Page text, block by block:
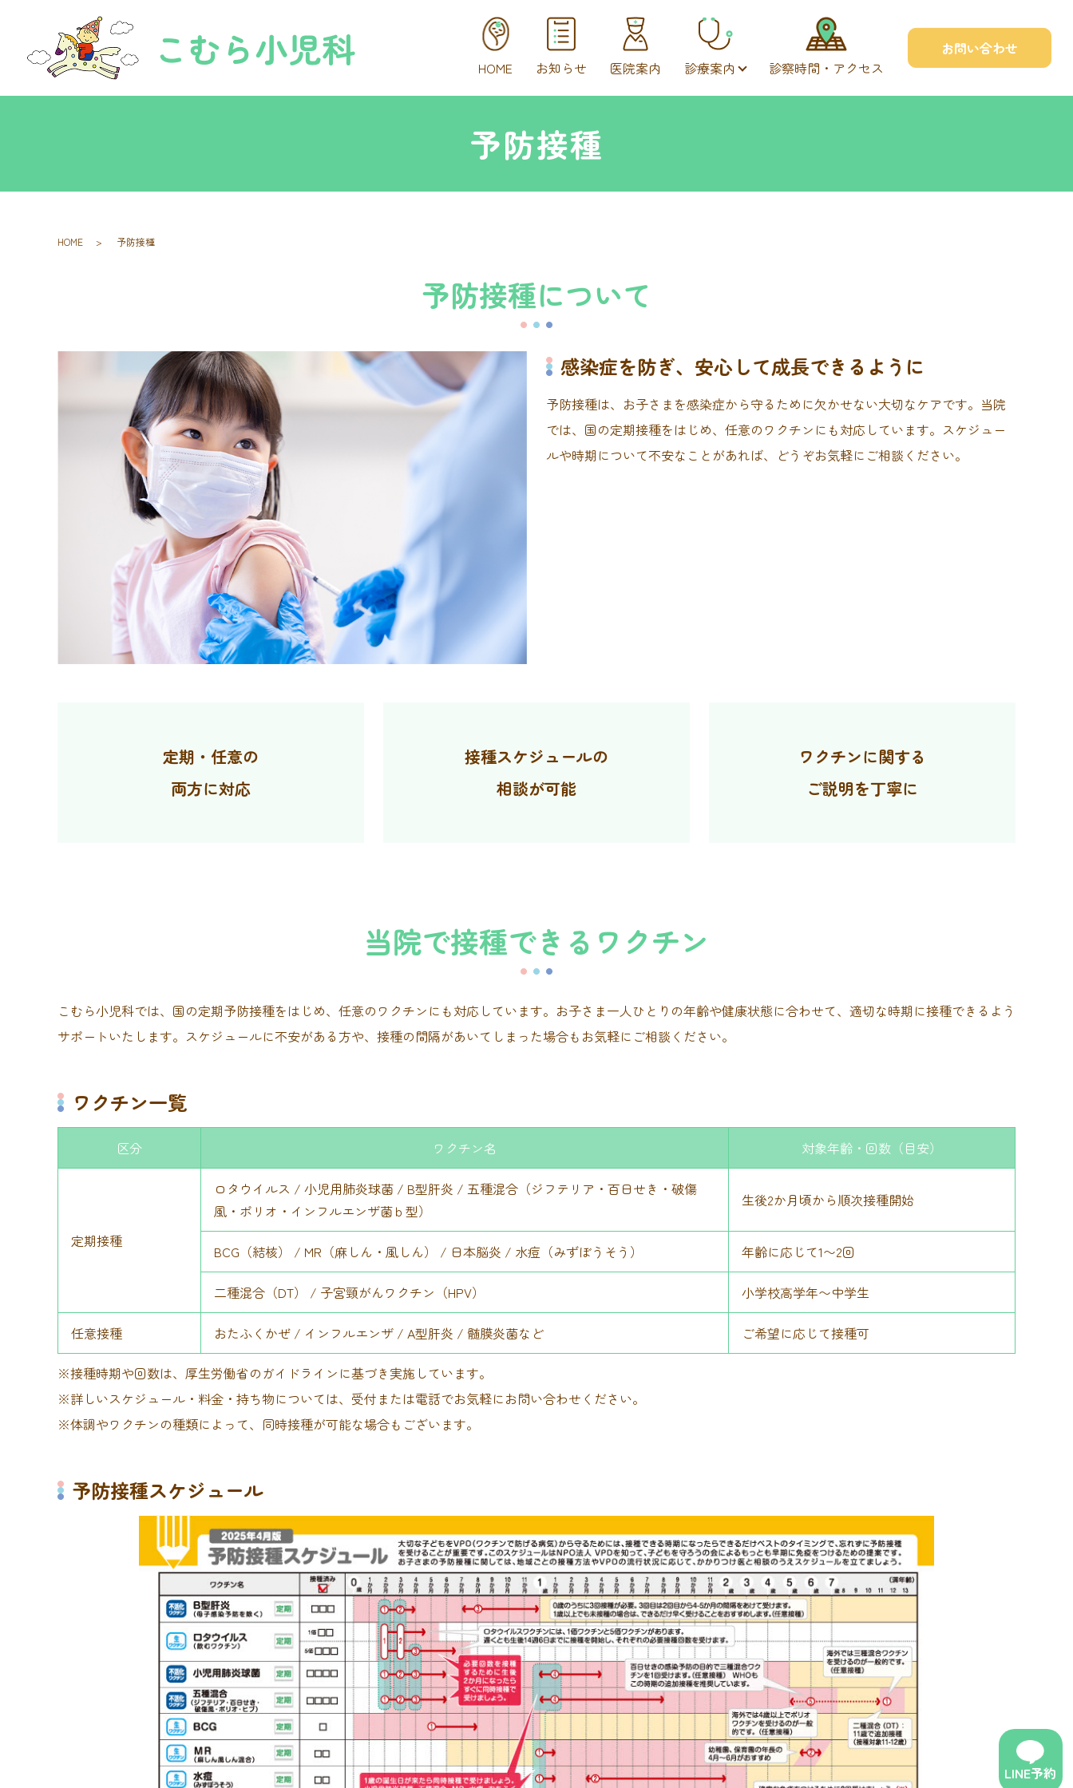
HOME お知らせ 医院案内 診療案内 診察時間・アクセス
お問い合わせ
予防接種
HOME 予防接種
予防接種について
感染症を防ぎ、安心して成長できるように
予防接種は、お子さまを感染症から守るために欠かせない大切なケアです。当院
では、国の定期接種をはじめ、任意のワクチンにも対応しています。スケジュー
ルや時期について不安なことがあれば、どうぞお気軽にご相談ください。
定期・任意の
両方に対応
接種スケジュールの
相談が可能
ワクチンに関する
ご説明を丁寧に
当院で接種できるワクチン
こむら小児科では、国の定期予防接種をはじめ、任意のワクチンにも対応しています。お子さま一人ひとりの年齢や健康状態に合わせて、適切な時期に接種できるよう
サポートいたします。スケジュールに不安がある方や、接種の間隔があいてしまった場合もお気軽にご相談ください。
ワクチン一覧
区分 ワクチン名 対象年齢・回数（目安）
定期接種
ロタウイルス / 小児用肺炎球菌 / B型肝炎 / 五種混合（ジフテリア・百日せき・破傷
風・ポリオ・インフルエンザ菌ｂ型）
生後2か月頃から順次接種開始
BCG（結核） / MR（麻しん・風しん） / 日本脳炎 / 水痘（みずぼうそう） 年齢に応じて1〜2回
二種混合（DT） / 子宮頸がんワクチン（HPV） 小学校高学年〜中学生
任意接種 おたふくかぜ / インフルエンザ / A型肝炎 / 髄膜炎菌など ご希望に応じて接種可
※接種時期や回数は、厚生労働省のガイドラインに基づき実施しています。
※詳しいスケジュール・料金・持ち物については、受付または電話でお気軽にお問い合わせください。
※体調やワクチンの種類によって、同時接種が可能な場合もございます。
予防接種スケジュール
LINE予約